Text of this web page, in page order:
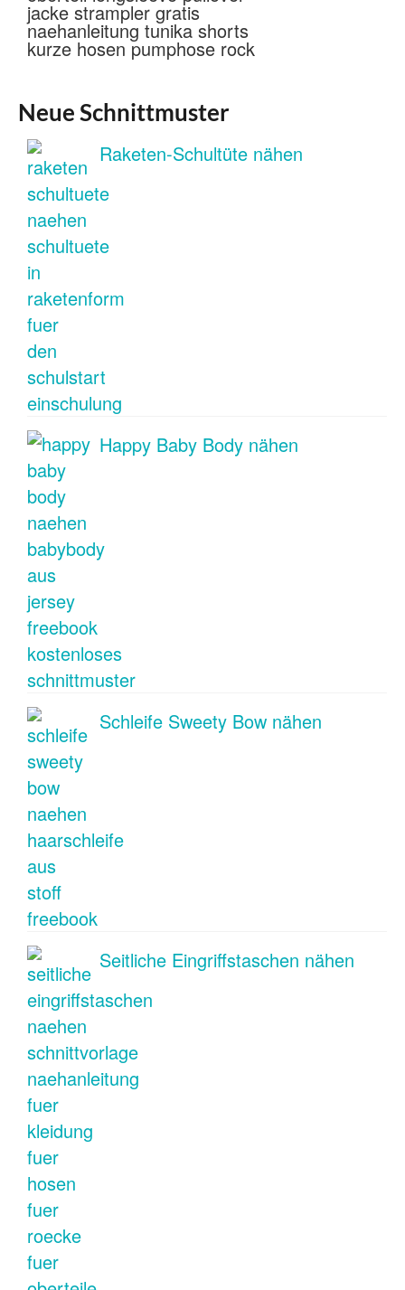
Neue Schnittmuster
Raketen-Schultüte nähen
Happy Baby Body nähen
Schleife Sweety Bow nähen
Seitliche Eingriffstaschen nähen